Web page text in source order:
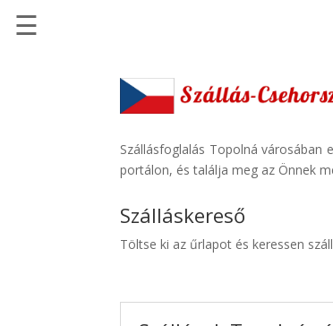
Szállásinfo.eu
Repülőjegy
pénzvisszatérítéssel
Autóbérlés
☰
Szállásfoglalás Topolná városában
portálon, és találja meg az Önnek
Szálláskereső
Töltse ki az űrlapot és keressen